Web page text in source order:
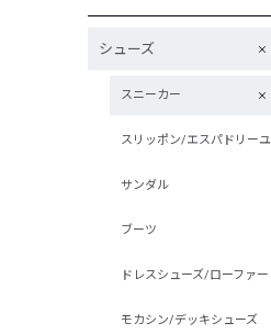
シューズ
スニーカー
スリッポン/エスパドリーユ
サンダル
ブーツ
ドレスシューズ/ローファー
モカシン/デッキシューズ